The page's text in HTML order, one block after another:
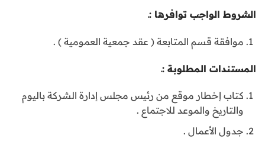
الشروط الواجب توافرها :ـ
موافقة قسم المتابعة ( عقد جمعية العمومية ) .
المستندات المطلوبة :ـ
كتاب إخطار موقع من رئيس مجلس إدارة الشركة باليوم
والتاريخ والموعد للاجتماع .
جدول الأعمال .